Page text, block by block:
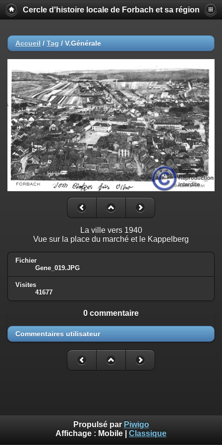
Cercle d'histoire locale de Forbach et sa région
Accueil / Tag / V.Générale
La ville vers 1940
Vue sur la place du marché et le Kappelberg
Fichier
Gene_019.JPG
Visites
41677
0 commentaire
Commentaires utilisateur
Propulsé par Piwigo
Affichage : Mobile Classique